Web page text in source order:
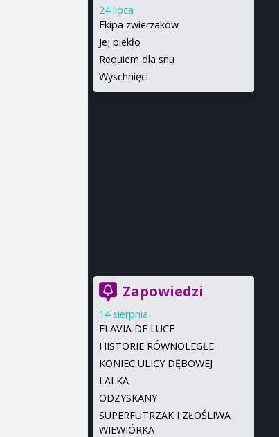
24 lipca
Ekipa zwierzaków
Jej piekło
Requiem dla snu
Wyschnięci
Zapowiedzi
14 sierpnia
FLAVIA DE LUCE
HISTORIE RÓWNOLEGŁE
KONIEC ULICY DĘBOWEJ
LALKA
ODZYSKANY
SUPERFUTRZAK I ZŁOŚLIWA
WIEWIÓRKA